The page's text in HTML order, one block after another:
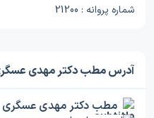
شماره پروانه : 21200
آدرس مطب دکتر مهدی
مطب دکتر مهدی عسگری